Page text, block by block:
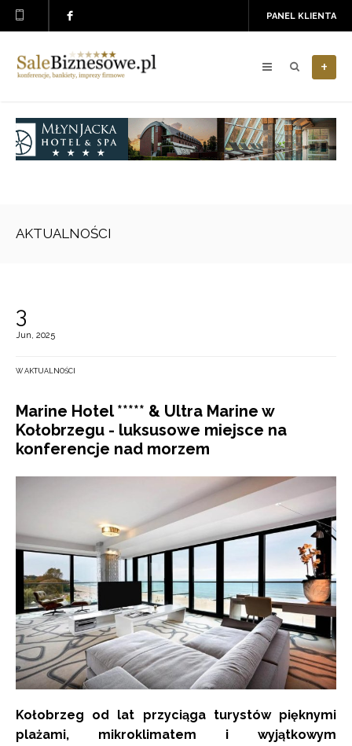
PANEL KLIENTA
+
AKTUALNOŚCI
3
Jun, 2025
W AKTUALNOŚCI
Marine Hotel ***** & Ultra Marine w
Kołobrzegu - luksusowe miejsce na
konferencje nad morzem
Kołobrzeg od lat przyciąga turystów pięknymi
plażami, mikroklimatem i wyjątkowym